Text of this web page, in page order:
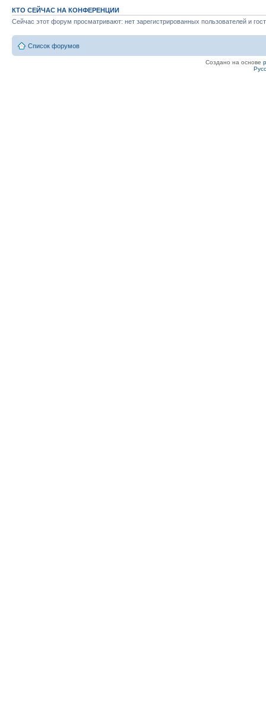
КТО СЕЙЧАС НА КОНФЕРЕНЦИИ
Сейчас этот форум просматривают: нет зарегистрированных пользователей и
Список форумов
Создано на основе